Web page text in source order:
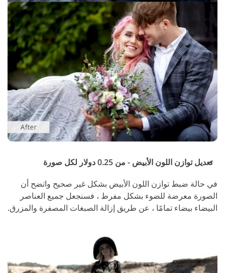
تعديل توازن اللون الأبيض - من 0.25 دولار لكل صورة
في حالة ضبط توازن اللون الأبيض بشكل غير صحيح واتضح أن
الصورة معرضة للضوء بشكل مفرط ، فسنجعل جميع العناصر
البيضاء بيضاء تمامًا ، عن طريق إزالة الصبغات المصفرة والمزرق.